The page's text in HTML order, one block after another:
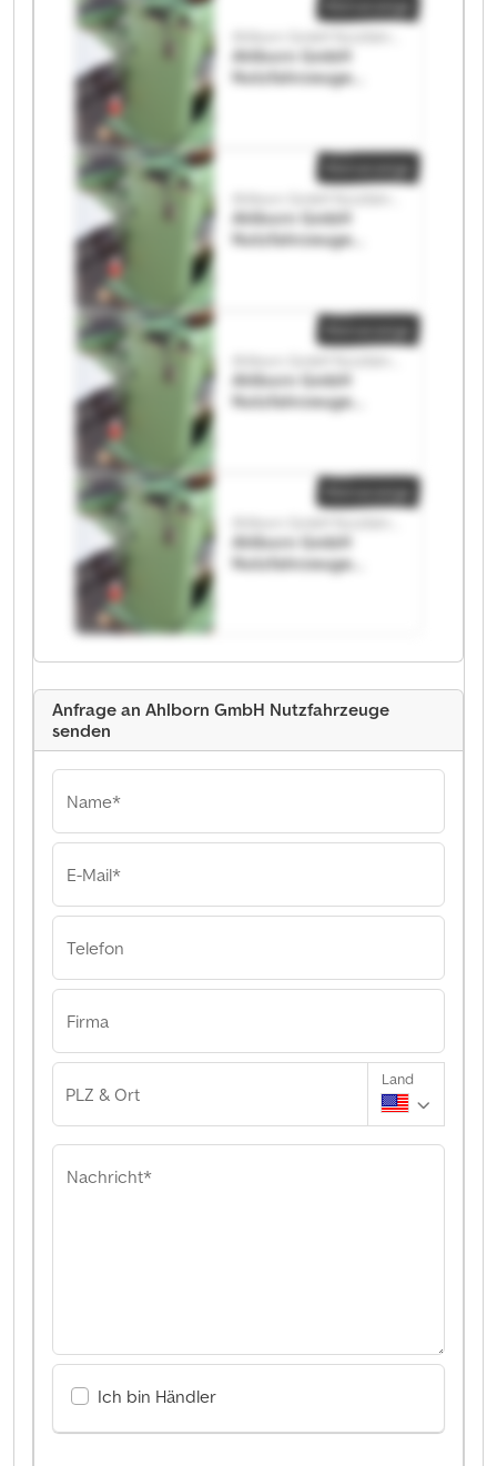
Ahlborn GmbH
Nutzfahrzeuge
Ahlborn GmbH
Nutzfahrzeuge
Ahlborn GmbH
Nutzfahrzeuge
Ahlborn GmbH
Nutzfahrzeuge
Anfrage an Ahlborn GmbH Nutzfahrzeuge
senden
Name*
E-Mail*
Telefon
Firma
PLZ & Ort
Land
Nachricht*
Ich bin Händler